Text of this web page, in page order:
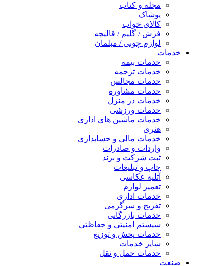
مجله و کتاب
پوشاک
کالای خواب
فرش / گلیم / قالیچه
لوازم چوبی / مبلمان
خدمات
خدمات بیمه
خدمات ترجمه
خدمات مجالس
خدمات مشاوره
خدمات در منزل
خدمات ورزشی
خدمات ماشین های اداری
هنری
خدمات مالی و حسابداری
واردات و صادرات
ثبت شرکت و برند
چاپ و تبلیغات
آتلیه عکاسی
تعمیر لوازم
خدمات اداری
تفریح و سرگرمی
خدمات بازرگانی
سیستم امنیتی و حفاظتی
خدمات پخش و توزیع
سایر خدمات
خدمات حمل و نقل
صنعت